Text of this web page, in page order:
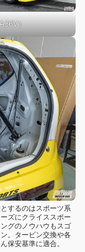
）
するのはスポーツ系
ズにクライススポー
グのノウハウもスゴ
。タービン交換や各
保安基準に適合。